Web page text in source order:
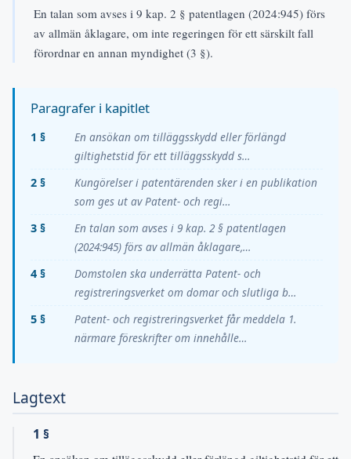
En talan som avses i 9 kap. 2 § patentlagen (2024:945) förs
av allmän åklagare, om inte regeringen för ett särskilt fall
förordnar en annan myndighet (3 §).
Paragrafer i kapitlet
1 §
En ansökan om tilläggsskydd eller förlängd
giltighetstid för ett tilläggsskydd s…
2 §
Kungörelser i patentärenden sker i en publikation
som ges ut av Patent- och regi…
3 §
En talan som avses i 9 kap. 2 § patentlagen
(2024:945) förs av allmän åklagare,…
4 §
Domstolen ska underrätta Patent- och
registreringsverket om domar och slutliga b…
5 §
Patent- och registreringsverket får meddela 1.
närmare föreskrifter om innehålle…
Lagtext
1 §